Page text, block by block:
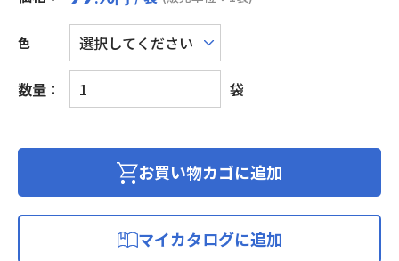
色
数量：
モ
ジ
ラ
袋
お買い物カゴに追加
マイカタログに追加